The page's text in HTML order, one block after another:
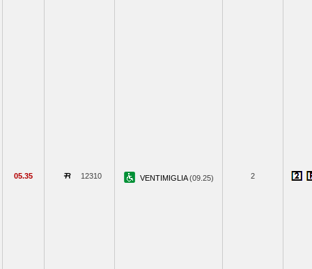
05.35 12310 VENTIMIGLIA(09.25) 2